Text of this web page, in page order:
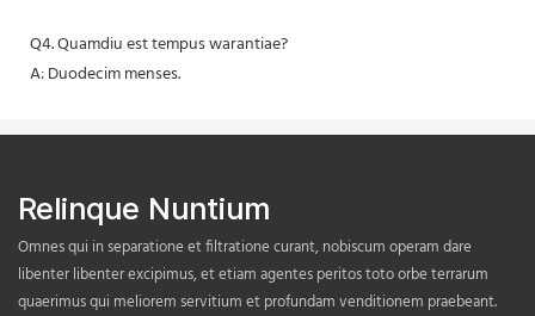
Q4. Quamdiu est tempus warantiae?
A: Duodecim menses.
Relinque Nuntium
Omnes qui in separatione et filtratione curant, nobiscum operam dare
libenter libenter excipimus, et etiam agentes peritos toto orbe terrarum
quaerimus qui meliorem servitium et profundam venditionem praebeant.